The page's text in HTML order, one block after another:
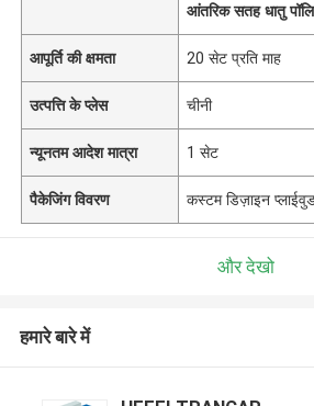
आंतरिक सतह धातु
आपूर्ति की क्षमता 20 सेट प्रति माह
उत्पत्ति के प्लेस चीनी
न्यूनतम आदेश मात्रा 1 सेट
पैकेजिंग विवरण कस्टम डिज़ाइन
और देखो
हमारे बारे में